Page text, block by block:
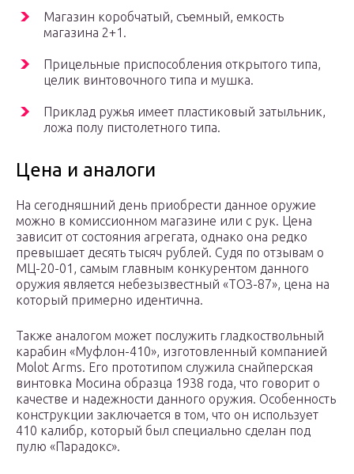
Магазин коробчатый, съемный, емкость
магазина 2+1.
Прицельные приспособления открытого типа,
целик винтовочного типа и мушка.
Приклад ружья имеет пластиковый затыльник,
ложа полу пистолетного типа.
Цена и аналоги
На сегодняшний день приобрести данное оружие
можно в комиссионном магазине или с рук. Цена
зависит от состояния агрегата, однако она редко
превышает десять тысяч рублей. Судя по отзывам о
МЦ-20-01, самым главным конкурентом данного
оружия является небезызвестный «ТОЗ-87», цена на
который примерно идентична.
Также аналогом может послужить гладкоствольный
карабин «Муфлон-410», изготовленный компанией
Molot Arms. Его прототипом служила снайперская
винтовка Мосина образца 1938 года, что говорит о
качестве и надежности данного оружия. Особенность
конструкции заключается в том, что он использует
410 калибр, который был специально сделан под
пулю «Парадокс».